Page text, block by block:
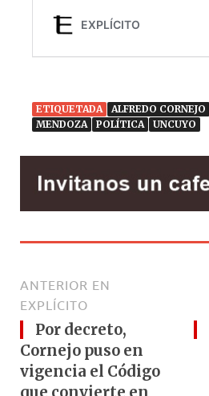
ETIQUETADA ALFREDO CORNEJO
MENDOZA
POLÍTICA UNCUYO
ANTERIOR EN
EXPLÍCITO
Por decreto,
Cornejo puso en
vigencia el Código